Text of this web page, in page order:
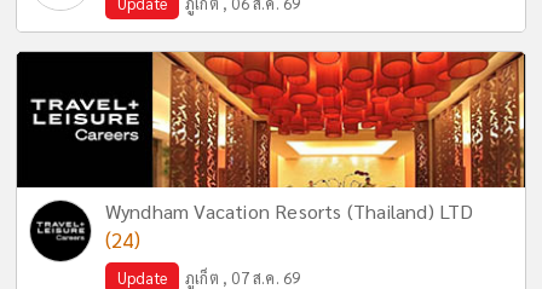
Wyndham Vacation Resorts (Thailand) LTD
(24)
Update ภูเก็ต , 07 ส.ค. 69